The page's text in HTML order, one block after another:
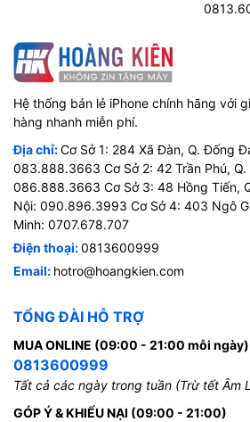
Hệ thống bán lẻ iPhone chính hãng với
hàng nhanh miễn phí.
Địa chỉ:Cơ Sở 1: 284 Xã Đàn, Q. Đống
083.888.3663 Cơ Sở 2: 42 Trần Phú,
086.888.3663 Cơ Sở 3: 48 Hồng Tiến,
Nội: 090.896.3993 Cơ Sở 4: 403 Ngô
Minh: 0707.678.707
Điện thoại:0813600999
Email: hotro@hoangkien.com
TỔNG ĐÀI HỖ TRỢ
MUA ONLINE (09:00 - 21:00 mỗi ngày)
0813600999
Tất cả các ngày trong tuần (Trừ tết Âm
GÓP Ý & KHIẾU NẠI (09:00 - 21:00)